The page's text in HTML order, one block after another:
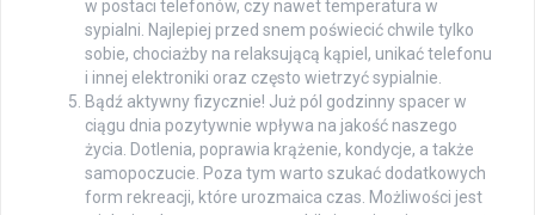
w postaci telefonów, czy nawet temperatura w
sypialni. Najlepiej przed snem poświecić chwile tylko
sobie, chociażby na relaksującą kąpiel, unikać telefonu
i innej elektroniki oraz często wietrzyć sypialnie.
Bądź aktywny fizycznie! Już pól godzinny spacer w
ciągu dnia pozytywnie wpływa na jakość naszego
życia. Dotlenia, poprawia krążenie, kondycje, a także
samopoczucie. Poza tym warto szukać dodatkowych
form rekreacji, które urozmaica czas. Możliwości jest